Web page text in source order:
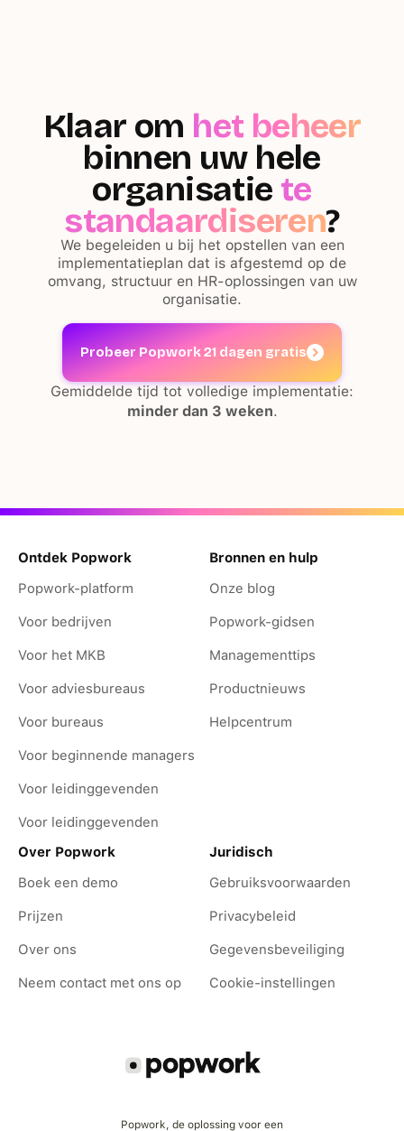
Klaar om het beheer
binnen uw hele
organisatie te
standaardiseren?
We begeleiden u bij het opstellen van een
implementatieplan dat is afgestemd op de
omvang, structuur en HR-oplossingen van uw
organisatie.
Probeer Popwork 21 dagen gratis
Gemiddelde tijd tot volledige implementatie:
minder dan 3 weken.
Popwork, de oplossing voor een
Ontdek Popwork
Popwork-platform
Voor bedrijven
Voor het MKB
Voor adviesbureaus
Voor bureaus
Voor beginnende managers
Voor leidinggevenden
Voor leidinggevenden
Bronnen en hulp
Onze blog
Popwork-gidsen
Managementtips
Productnieuws
Helpcentrum
Over Popwork
Boek een demo
Prijzen
Over ons
Neem contact met ons op
Juridisch
Gebruiksvoorwaarden
Privacybeleid
Gegevensbeveiliging
Cookie-instellingen